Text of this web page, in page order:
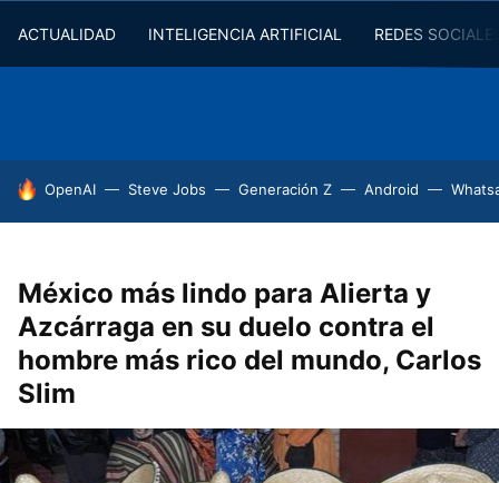
ACTUALIDAD INTELIGENCIA ARTIFICIAL REDES
HOY SE HABLA DE
OpenAI Steve Jobs Generación Z Android
México más lindo para Alierta y
Azcárraga en su duelo contra el
hombre más rico del mundo, Carlos
Slim